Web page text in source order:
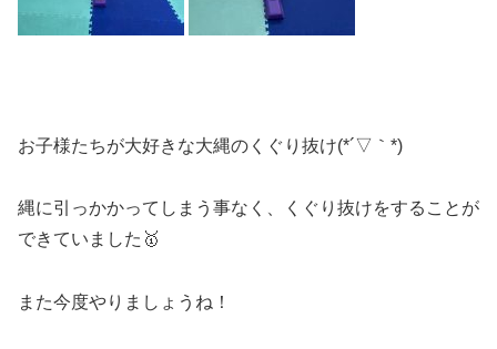
お子様たちが大好きな大縄のくぐり抜け(*´▽｀*)
縄に引っかかってしまう事なく、くぐり抜けをすることが
できていました🥇
また今度やりましょうね！